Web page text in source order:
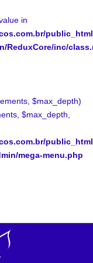
in
inc/
$max_depth)
$max_depth,
mega-menu.php